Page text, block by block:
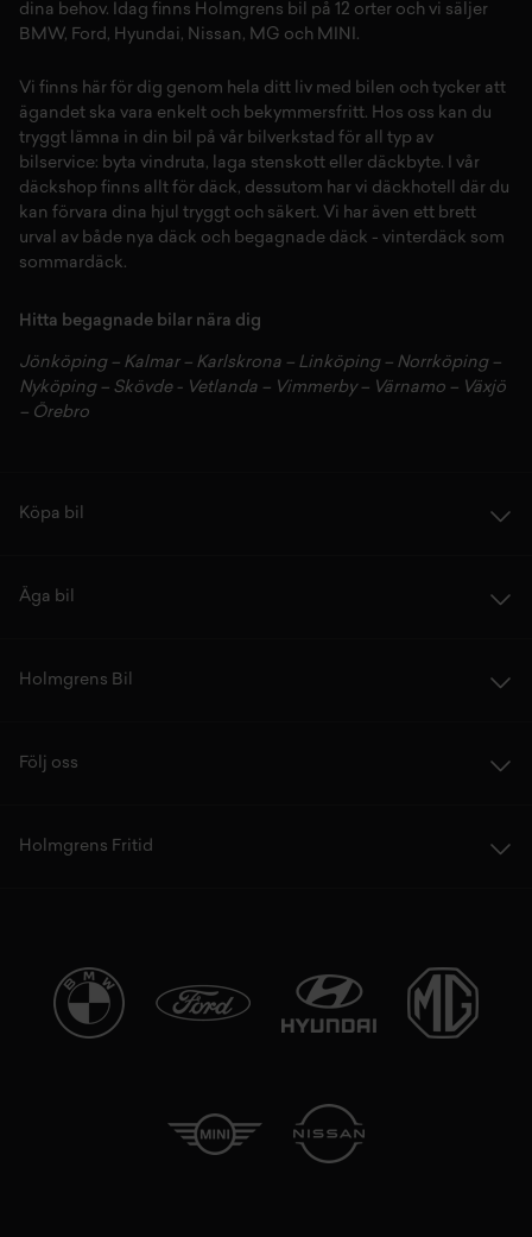
dina behov. Idag finns Holmgrens bil på 12 orter och vi säljer
BMW, Ford, Hyundai, Nissan , MG och MINI.
Vi finns här för dig genom hela ditt liv med bilen och tycker att
ägandet ska vara enkelt och bekymmersfritt. Hos oss kan du
tryggt lämna in din bil på vår bilverkstad för all typ av
bilservice: byta vindruta, laga stenskott eller däckbyte. I vår
däckshop finns allt för däck, dessutom har vi däckhotell där du
kan förvara dina hjul tryggt och säkert. Vi har även ett brett
urval av både nya däck och begagnade däck - vinterdäck som
sommardäck.
Hitta begagnade bilar nära dig
Jönköping– Kalmar – Karlskrona – Linköping– Norrköping–
Nyköping– Skövde- Vetlanda – Vimmerby– Värnamo – Växjö
– Örebro
Köpa bil
Äga bil
Holmgrens Bil
Följ oss
Holmgrens Fritid